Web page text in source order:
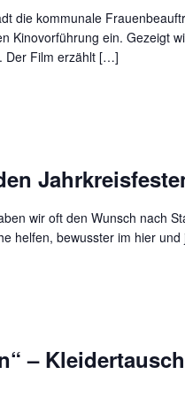
die kommunale
Kinovorführung ein. Gezeigt
Der Film erzählt […]
wir oft den Wunsch nach
helfen, bewusster im hier
–